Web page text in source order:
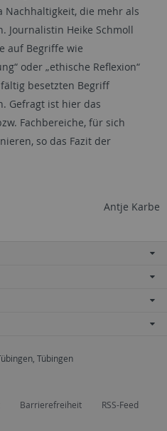
Nachhaltigkeit, die mehr als
Journalistin Heike Schmoll
auf Begriffe wie
oder „ethische Reflexion“
besetzten Begriff
Gefragt ist hier das
Fachbereiche, für sich
so das Fazit der
Antje Karbe
Tübingen
Barrierefreiheit RSS-Feed